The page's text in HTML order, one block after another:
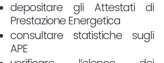
depositare gli Attestati di
Prestazione Energetica
consultare statistiche sugli
APE